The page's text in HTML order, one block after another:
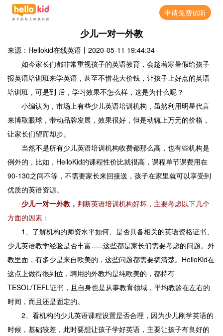
申请免费试听
少儿一对一外教
来源：Hellokid在线英语 丨 2020-05-11 19:44:34
如今家长们都非常重视孩子的英语教育，会趁着寒暑假给孩子
报英语培训班来学英语，甚至不惜花大价钱，让孩子上好点的英语
培训班，可是到 后，学习效果不怎么样，这是为什么呢？
小编认为，市场上有些少儿英语培训机构，虽然利用明星代言
来博取眼球，带动品牌发展，效果很好，但是动辄上万元的价格，
让家长们望而却步。
当然不是所有少儿英语培训机构收费都那么高，也有些机构是
例外的，比如，HelloKid的课程性价比就很高，课程单节课费用在
90-130之间不等，不需要家长来回接送，孩子在家里就可以享受到
优质的英语资源。
少儿一对一外教， 判断英语培训机构好坏，主要考虑以下几个
方面的因素：
1、了解机构的师资水平如何、是否具备相关的英语资格证书、
少儿英语教学经验是否丰富......这些都是家长们需要考虑的问题。外
教里面，有多少是来自欧美的，这些问题都需要搞清楚。HelloKid在
这点上做得很到位，聘用的外教均是纯欧美的，都持有
TESOL/TEFL证书，且自身也是从事教育领域，平均教龄在左右的
时间，而且还是固定的。
2、看机构的少儿英语课程设置是否合理，因为少儿刚学英语的
时候，基础较差，此时要想让孩子学好英语，主要让孩子有良好的